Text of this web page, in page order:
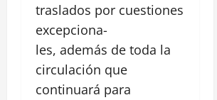
traslados por cuestiones
excepciona-
les, además de toda la
circulación que
continuará para